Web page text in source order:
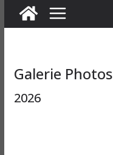
Galerie Photos
2026